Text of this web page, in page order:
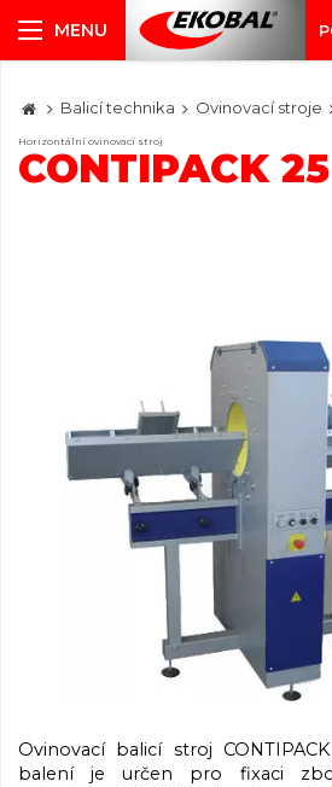
Balicí technika Ovinovací stroje
Horizontální ovinovací stroj
CONTIPACK 25
Ovinovací balicí stroj
balení je určen pro fixaci